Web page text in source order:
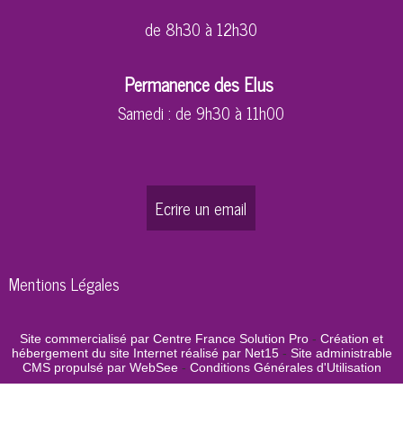
de 8h30 à 12h30
Permanence des Elus
Samedi : de 9h30 à 11h00
Ecrire un email
Mentions Légales
Site commercialisé par Centre France Solution Pro - Création et
hébergement du site Internet réalisé par Net15- Site administrable
CMS propulsé par WebSee- Conditions Générales d'Utilisation